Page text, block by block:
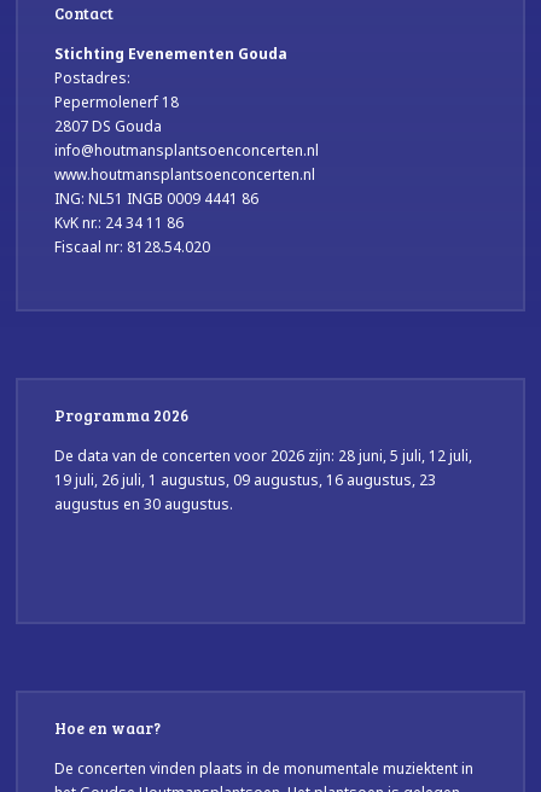
Contact
Stichting Evenementen Gouda
Postadres:
Pepermolenerf 18
2807 DS Gouda
info@houtmansplantsoenconcerten.nl
www.houtmansplantsoenconcerten.nl
ING: NL51 INGB 0009 4441 86
KvK nr.: 24 34 11 86
Fiscaal nr: 8128.54.020
Programma 2026
De data van de concerten voor 2026 zijn: 28 juni, 5 juli, 12 juli,
19 juli, 26 juli, 1 augustus, 09 augustus, 16 augustus, 23
augustus en 30 augustus.
Hoe en waar?
De concerten vinden plaats in de monumentale muziektent in